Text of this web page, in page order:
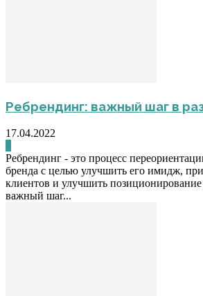
Ребрендинг: важный шаг в
17.04.2022
Ребрендинг - это процесс
бренда с целью улучшить его имидж,
клиентов и улучшить
важный шаг...